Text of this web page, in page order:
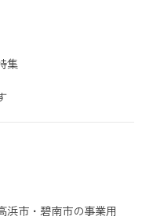
集
浜市・碧南市の事業用